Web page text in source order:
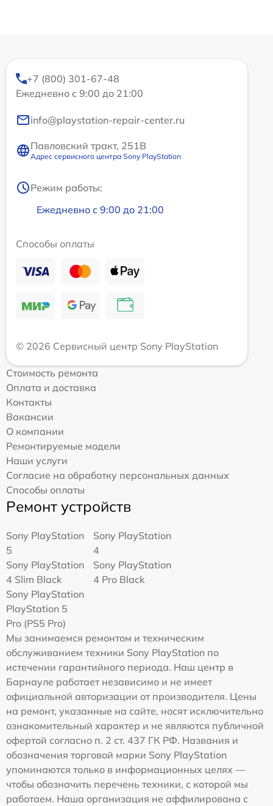
+7 (800) 301-67-48
Ежедневно с 9:00 до 21:00
info@playstation-repair-center.ru
Павловский тракт, 251В
Адрес сервисного центра Sony PlayStation
Режим работы:
Ежедневно с 9:00 до 21:00
Способы оплаты
© 2026 Сервисный центр Sony PlayStation
Стоимость ремонта
Оплата и доставка
Контакты
Вакансии
О компании
Ремонтируемые модели
Наши услуги
Согласие на обработку персональных данных
Способы оплаты
Ремонт устройств
Sony PlayStation
5
Sony PlayStation
4
Sony PlayStation
4 Slim Black
Sony PlayStation
4 Pro Black
Sony PlayStation
PlayStation 5
Pro (PS5 Pro)
Мы занимаемся ремонтом и техническим
обслуживанием техники Sony PlayStation по
истечении гарантийного периода. Наш центр в
Барнауле работает независимо и не имеет
официальной авторизации от производителя. Цены
на ремонт, указанные на сайте, носят исключительно
ознакомительный характер и не являются публичной
офертой согласно п. 2 ст. 437 ГК РФ. Названия и
обозначения торговой марки Sony PlayStation
упоминаются только в информационных целях —
чтобы обозначить перечень техники, с которой мы
работаем. Наша организация не аффилирована с